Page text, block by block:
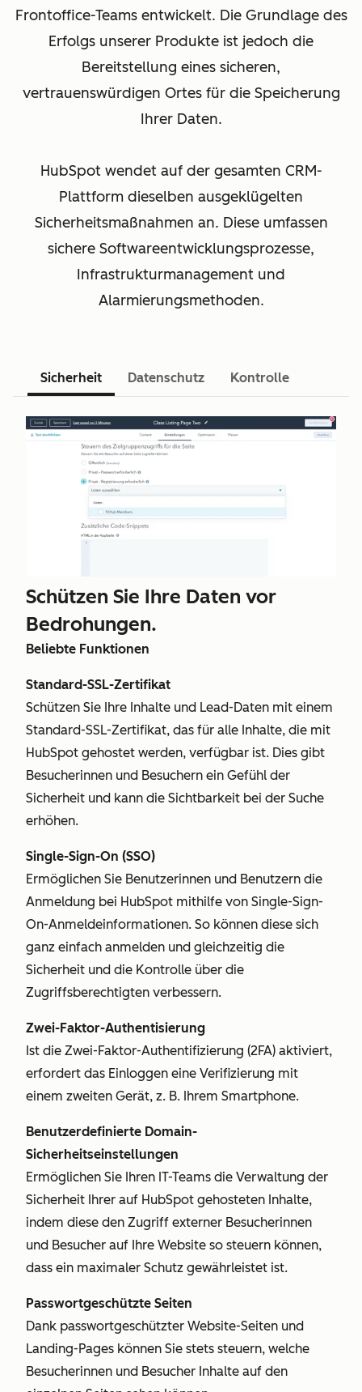
Frontoffice-Teams entwickelt. Die Grundlage des
Erfolgs unserer Produkte ist jedoch die
Bereitstellung eines sicheren,
vertrauenswürdigen Ortes für die Speicherung
Ihrer Daten.
HubSpot wendet auf der gesamten CRM-
Plattform dieselben ausgeklügelten
Sicherheitsmaßnahmen an. Diese umfassen
sichere Softwareentwicklungsprozesse,
Infrastrukturmanagement und
Alarmierungsmethoden.
Sicherheit Datenschutz Kontrolle
Schützen Sie Ihre Daten vor
Bedrohungen.
Beliebte Funktionen
Standard-SSL-Zertifikat
Schützen Sie Ihre Inhalte und Lead-Daten mit einem
Standard-SSL-Zertifikat, das für alle Inhalte, die mit
HubSpot gehostet werden, verfügbar ist. Dies gibt
Besucherinnen und Besuchern ein Gefühl der
Sicherheit und kann die Sichtbarkeit bei der Suche
erhöhen.
Single-Sign-On (SSO)
Ermöglichen Sie Benutzerinnen und Benutzern die
Anmeldung bei HubSpot mithilfe von Single-Sign-
On-Anmeldeinformationen. So können diese sich
ganz einfach anmelden und gleichzeitig die
Sicherheit und die Kontrolle über die
Zugriffsberechtigten verbessern.
Zwei-Faktor-Authentisierung
Ist die Zwei-Faktor-Authentifizierung (2FA) aktiviert,
erfordert das Einloggen eine Verifizierung mit
einem zweiten Gerät, z. B. Ihrem Smartphone.
Benutzerdefinierte Domain-
Sicherheitseinstellungen
Ermöglichen Sie Ihren IT-Teams die Verwaltung der
Sicherheit Ihrer auf HubSpot gehosteten Inhalte,
indem diese den Zugriff externer Besucherinnen
und Besucher auf Ihre Website so steuern können,
dass ein maximaler Schutz gewährleistet ist.
Passwortgeschützte Seiten
Dank passwortgeschützter Website-Seiten und
Landing-Pages können Sie stets steuern, welche
Besucherinnen und Besucher Inhalte auf den